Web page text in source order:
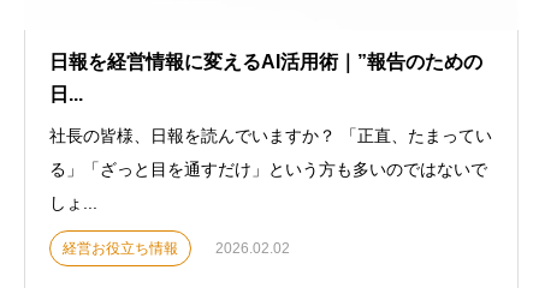
日報を経営情報に変えるAI活用術｜”報告のための
日...
社長の皆様、日報を読んでいますか？ 「正直、たまってい
る」「ざっと目を通すだけ」という方も多いのではないで
しょ...
経営お役立ち情報 2026.02.02